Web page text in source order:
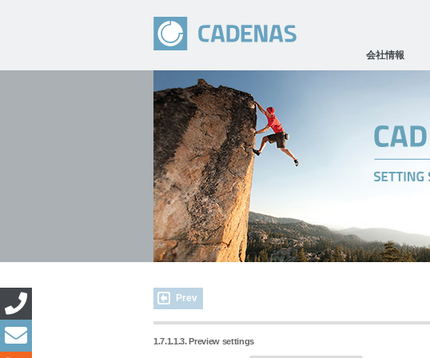
会社情報
Prev
1.7.1.1.3. Preview settings